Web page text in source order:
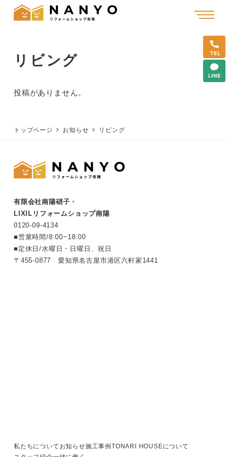
リビング
投稿がありません。
トップページ お知らせ リビング
有限会社南陽硝子・
LIXILリフォームショップ南陽
0120-09-4134
■営業時間/8:00~18:00
■定休日/水曜日・日曜日、祝日
〒455-0877 愛知県名古屋市港区六軒家1441
私たちについて お知らせ施工事例TONARI HOUSEについて
相
で